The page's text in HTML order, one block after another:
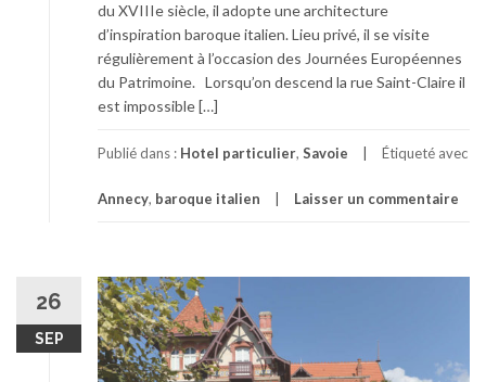
du XVIIIe siècle, il adopte une architecture
d’inspiration baroque italien. Lieu privé, il se visite
régulièrement à l’occasion des Journées Européennes
du Patrimoine. Lorsqu’on descend la rue Saint-Claire il
est impossible […]
Publié dans : Hotel particulier, Savoie Étiqueté avec
Annecy, baroque italien Laisser un commentaire
26
SEP